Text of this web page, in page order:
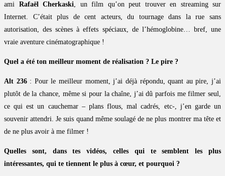
ami Rafaël Cherkaski, un film qu’on peut trouver en streaming sur
Internet. C’était plus de cent acteurs, du tournage dans la rue sans
autorisation, des scènes à effets spéciaux, de l’hémoglobine… bref, une
vraie aventure cinématographique !
Quel a été ton meilleur moment de réalisation ? Le pire ?
Alt 236: Pour le meilleur moment, j’ai déjà répondu, quant au pire, j’ai
plutôt de la chance, même si pour la chaîne, j’ai dû parfois me filmer seul,
ce qui est un cauchemar – plans flous, mal cadrés, etc-, j’en garde un
souvenir attendri. Je suis quand même soulagé de ne plus montrer ma tête et
de ne plus avoir à me filmer !
Quelles sont, dans tes vidéos, celles qui te semblent les plus
intéressantes, qui te tiennent le plus à cœur, et pourquoi ?